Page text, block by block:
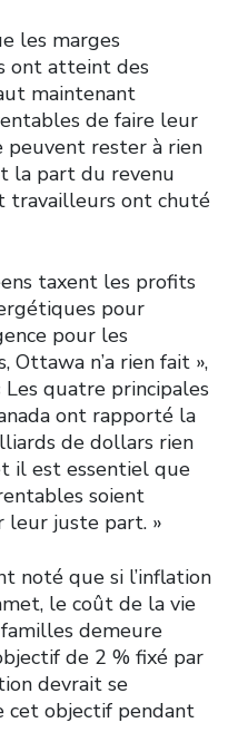
les marges
ont atteint des
maintenant
de faire leur
peuvent rester à rien
la part du revenu
travailleurs ont chuté
taxent les profits
pour
pour les
n’a rien fait »,
Les quatre principales
ont rapporté la
de dollars rien
il est essentiel que
soient
leur juste part. »
noté que si l’inflation
le coût de la vie
demeure
de 2 % fixé par
devrait se
cet objectif pendant